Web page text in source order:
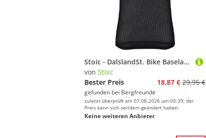
Stoic - DalslandSt. Bike Baselayer - Radunterhemd Gr L schwarz
von Stoic
Bester Preis
18,87 € 29,95 €
gefunden bei Bergfreunde
zuletzt überprüft am 07.08.2026 um 00:39; der
Preis kann sich seitdem geändert haben.
Keine weiteren Anbieter